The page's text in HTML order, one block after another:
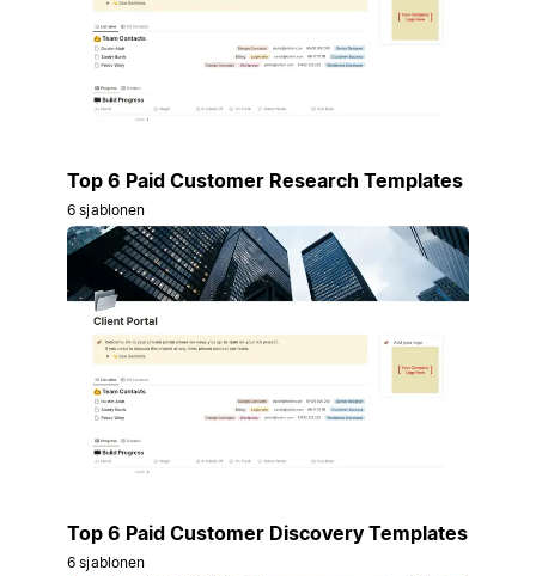
Top 6 Paid Customer Research Templates
6 sjablonen
Top 6 Paid Customer Discovery Templates
6 sjablonen